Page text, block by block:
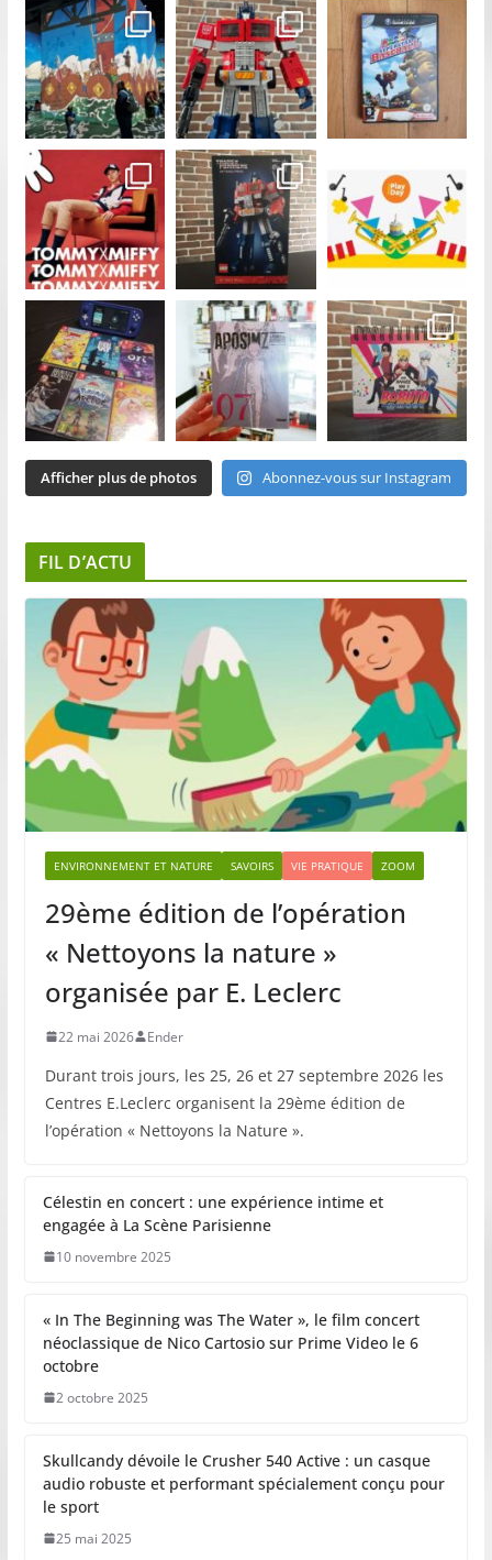
Afficher plus de photos Abonnez-vous sur Instagram
FIL D’ACTU
ENVIRONNEMENT ET NATURE SAVOIRS VIE PRATIQUE ZOOM
29ème édition de l’opération
« Nettoyons la nature »
organisée par E. Leclerc
22 mai 2026 Ender
Durant trois jours, les 25, 26 et 27 septembre 2026 les
Centres E.Leclerc organisent la 29ème édition de
l’opération « Nettoyons la Nature ».
Célestin en concert : une expérience intime et
engagée à La Scène Parisienne
10 novembre 2025
« In The Beginning was The Water », le film concert
néoclassique de Nico Cartosio sur Prime Video le 6
octobre
2 octobre 2025
Skullcandy dévoile le Crusher 540 Active : un casque
audio robuste et performant spécialement conçu pour
le sport
25 mai 2025